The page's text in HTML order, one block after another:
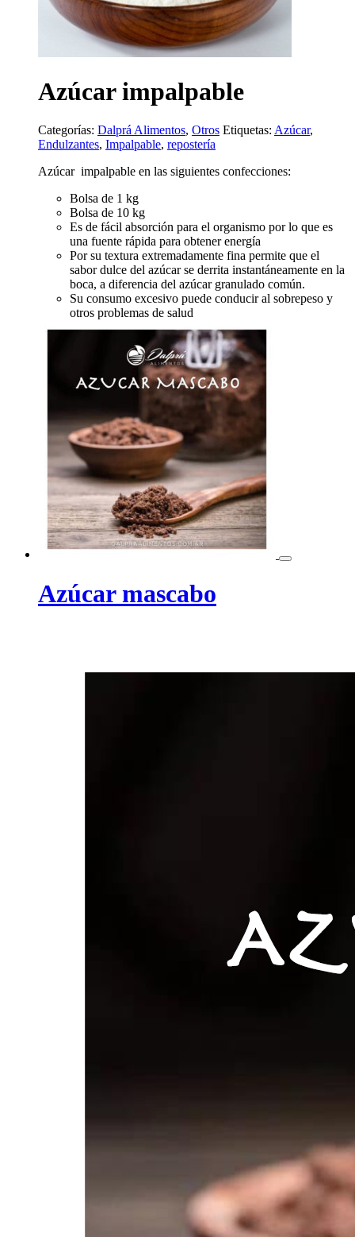
Azúcar impalpable
Categorías: Dalprá Alimentos, Otros Etiquetas: Azúcar,
Endulzantes, Impalpable, repostería
Azúcar impalpable en las siguientes confecciones:
Bolsa de 1 kg
Bolsa de 10 kg
Es de fácil absorción para el organismo por lo que es
una fuente rápida para obtener energía
Por su textura extremadamente fina permite que el
sabor dulce del azúcar se derrita instantáneamente en la
boca, a diferencia del azúcar granulado común.
Su consumo excesivo puede conducir al sobrepeso y
otros problemas de salud
Azúcar mascabo